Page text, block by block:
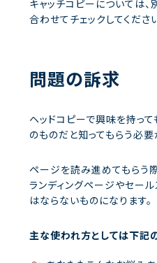
キャッチコピーについては、
合わせてチェックしてくださ
問題の訴求
ヘッドコピーで興味を持っ
のものだと知ってもらう必要
ページを読み進めてもらう
ランディングページやセー
はならないものになります。
主な使われ方としては下記